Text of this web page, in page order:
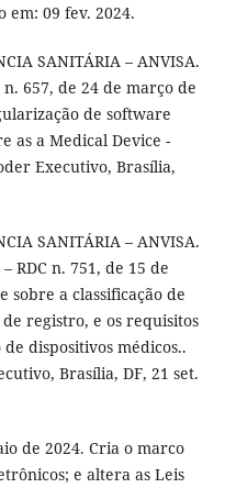
em: 09 fev. 2024.
SANITÁRIA – ANVISA.
657, de 24 de março de
de software
as a Medical Device -
Executivo, Brasília,
SANITÁRIA – ANVISA.
RDC n. 751, de 15 de
sobre a classificação de
registro, e os requisitos
dispositivos médicos..
Brasília, DF, 21 set.
de 2024. Cria o marco
e altera as Leis